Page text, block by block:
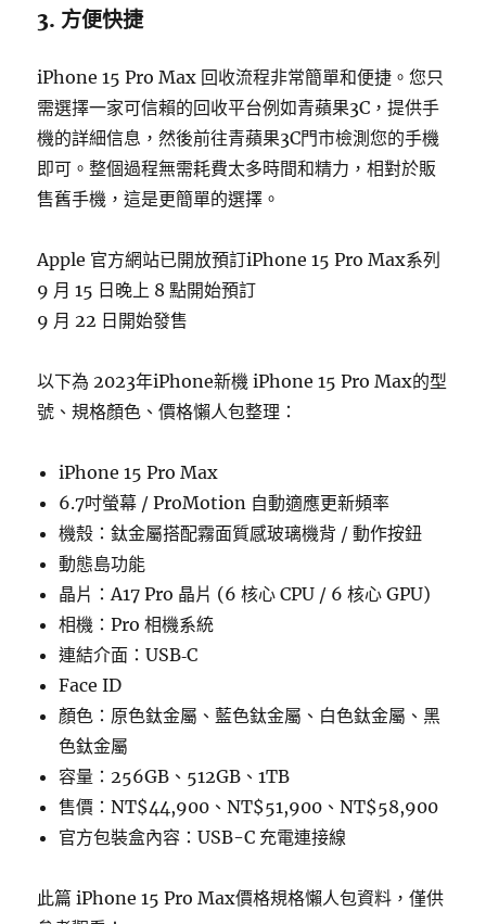
3. 方便快捷
iPhone 15 Pro Max 回收流程非常簡單和便捷。您只
需選擇一家可信賴的回收平台例如青蘋果3C，提供手
機的詳細信息，然後前往青蘋果3C門市檢測您的手機
即可。整個過程無需耗費太多時間和精力，相對於販
售舊手機，這是更簡單的選擇。
Apple 官方網站已開放預訂iPhone 15 Pro Max系列
9 月 15 日晚上 8 點開始預訂
9 月 22 日開始發售
以下為 2023年iPhone新機 iPhone 15 Pro Max的型
號、規格顏色、價格懶人包整理：
iPhone 15 Pro Max
6.7吋螢幕 / ProMotion 自動適應更新頻率
機殼：鈦金屬搭配霧面質感玻璃機背 / 動作按鈕
動態島功能
晶片：A17 Pro 晶片 (6 核心 CPU / 6 核心 GPU)
相機：Pro 相機系統
連結介面：USB‑C
Face ID
顏色：原色鈦金屬、藍色鈦金屬、白色鈦金屬、黑
色鈦金屬
容量：256GB、512GB、1TB
售價：NT$44,900、NT$51,900、NT$58,900
官方包裝盒內容：USB-C 充電連接線
此篇 iPhone 15 Pro Max價格規格懶人包資料，僅供